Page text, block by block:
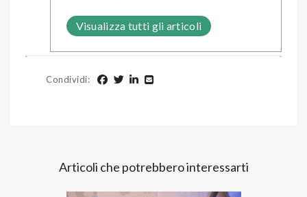
Visualizza tutti gli articoli
Condividi:
Articoli che potrebbero interessarti